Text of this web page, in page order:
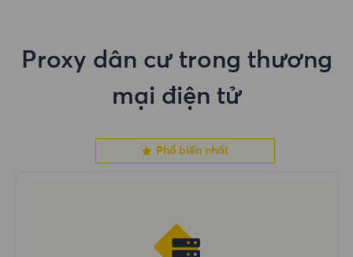
Proxy dân cư trong thương
mại điện tử
Phổ biến nhất